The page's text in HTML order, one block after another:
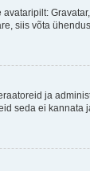
siis võta
ja
seda ei kannata